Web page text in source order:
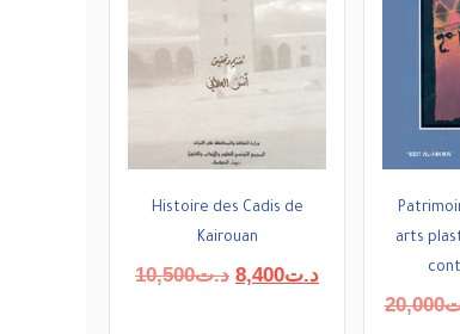
Histoire des Cadis de
Kairouan
د.ت10,500
Le
د.ت8,400
Le
arts
20,000